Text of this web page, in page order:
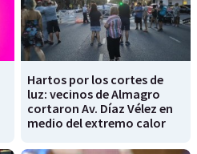
Hartos por los cortes de
luz: vecinos de Almagro
cortaron Av. Díaz Vélez en
medio del extremo calor